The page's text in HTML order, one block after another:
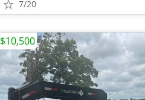
7/20
$10,500